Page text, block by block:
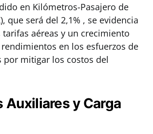
en Kilómetros-Pasajero de
que será del 2,1% , se evidencia
tarifas aéreas y un crecimiento
en los esfuerzos de
por mitigar los costos del
Auxiliares y Carga